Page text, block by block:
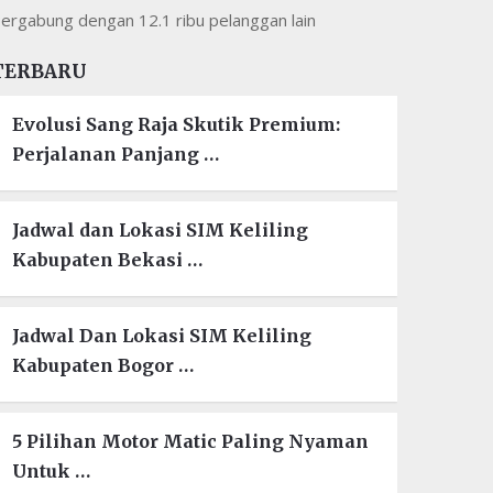
dengan 12.1 ribu pelanggan lain
Evolusi Sang Raja Skutik Premium:
Perjalanan Panjang …
Jadwal dan Lokasi SIM Keliling
Kabupaten Bekasi …
Jadwal Dan Lokasi SIM Keliling
Kabupaten Bogor …
5 Pilihan Motor Matic Paling Nyaman
Untuk …